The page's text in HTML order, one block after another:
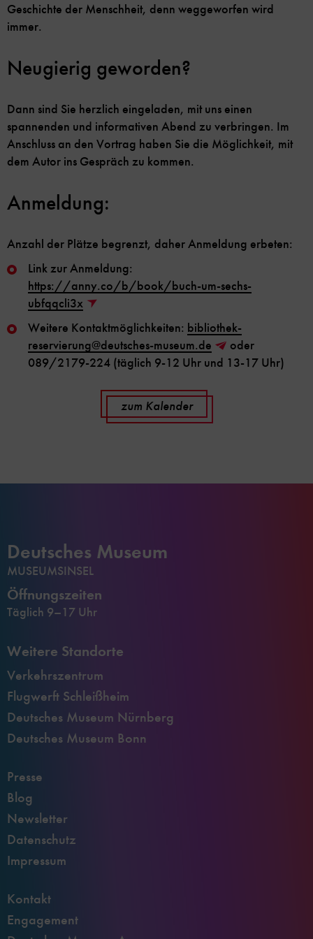
Geschichte der Menschheit, denn weggeworfen wird
immer.
Neugierig geworden?
Dann sind Sie herzlich eingeladen, mit uns einen
spannenden und informativen Abend zu verbringen. Im
Anschluss an den Vortrag haben Sie die Möglichkeit, mit
dem Autor ins Gespräch zu kommen.
Anmeldung:
Anzahl der Plätze begrenzt, daher Anmeldung erbeten:
Link zur Anmeldung:
https://anny.co/b/book/buch-um-sechs-
ubfqqcli3x
Weitere Kontaktmöglichkeiten: bibliothek-
reservierung@deutsches-museum.de
oder
089/2179-224 (täglich 9-12 Uhr und 13-17 Uhr)
zum Kalender
Deutsches Museum
MUSEUMSINSEL
Öffnungszeiten
Täglich 9–17 Uhr
Weitere Standorte
Verkehrszentrum
Flugwerft Schleißheim
Deutsches Museum Nürnberg
Deutsches Museum Bonn
Presse
Blog
Newsletter
Datenschutz
Impressum
Kontakt
Engagement